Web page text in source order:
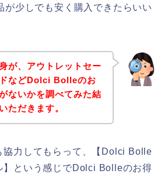
少しでも安く購入できたらいい
が、アウトレットセー
などDolci Bolleのお
ないかを調べてみた結
ただきます。
協力してもらって、【Dolci Bolle
】という感じでDolci Bolleのお得